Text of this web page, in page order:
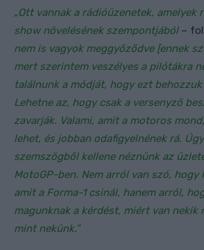
„Ott vannak a rádióüzenetek, amelyek
show növelésének szempontjából–
nem is vagyok meggyőződve [ennek
mert szerintem veszélyes a pilótákra
találnunk a módját, hogy ezt behozzuk
Lehetne az, hogy csak a versenyző
zavarják. Valami, amit a motoros
lehet, és jobban odafigyelnének rá.
szemszögből kellene néznünk az
MotoGP-ben. Nem arról van szó, hogy
amit a Forma-1 csinál, hanem arról,
magunknak a kérdést, miért van nekik
mint nekünk.”